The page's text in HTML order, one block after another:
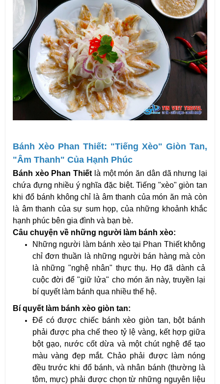
Bánh Xèo Phan Thiết: "Tiếng Xèo" Giòn Tan,
"Âm Thanh" Của Hạnh Phúc
Bánh xèo Phan Thiết là một món ăn dân dã nhưng lại
chứa đựng nhiều ý nghĩa đặc biệt. Tiếng "xèo" giòn tan
khi đổ bánh không chỉ là âm thanh của món ăn mà còn
là âm thanh của sự sum họp, của những khoảnh khắc
hạnh phúc bên gia đình và bạn bè.
Câu chuyện về những người làm bánh xèo:
Những người làm bánh xèo tại Phan Thiết không
chỉ đơn thuần là những người bán hàng mà còn
là những "nghệ nhân" thực thụ. Họ đã dành cả
cuộc đời để "giữ lửa" cho món ăn này, truyền lại
bí quyết làm bánh qua nhiều thế hệ.
Bí quyết làm bánh xèo giòn tan:
Để có được chiếc bánh xèo giòn tan, bột bánh
phải được pha chế theo tỷ lệ vàng, kết hợp giữa
bột gạo, nước cốt dừa và một chút nghệ để tạo
màu vàng đẹp mắt. Chảo phải được làm nóng
đều trước khi đổ bánh, và nhân bánh (thường là
tôm, mực) phải được chọn từ những nguyên liệu